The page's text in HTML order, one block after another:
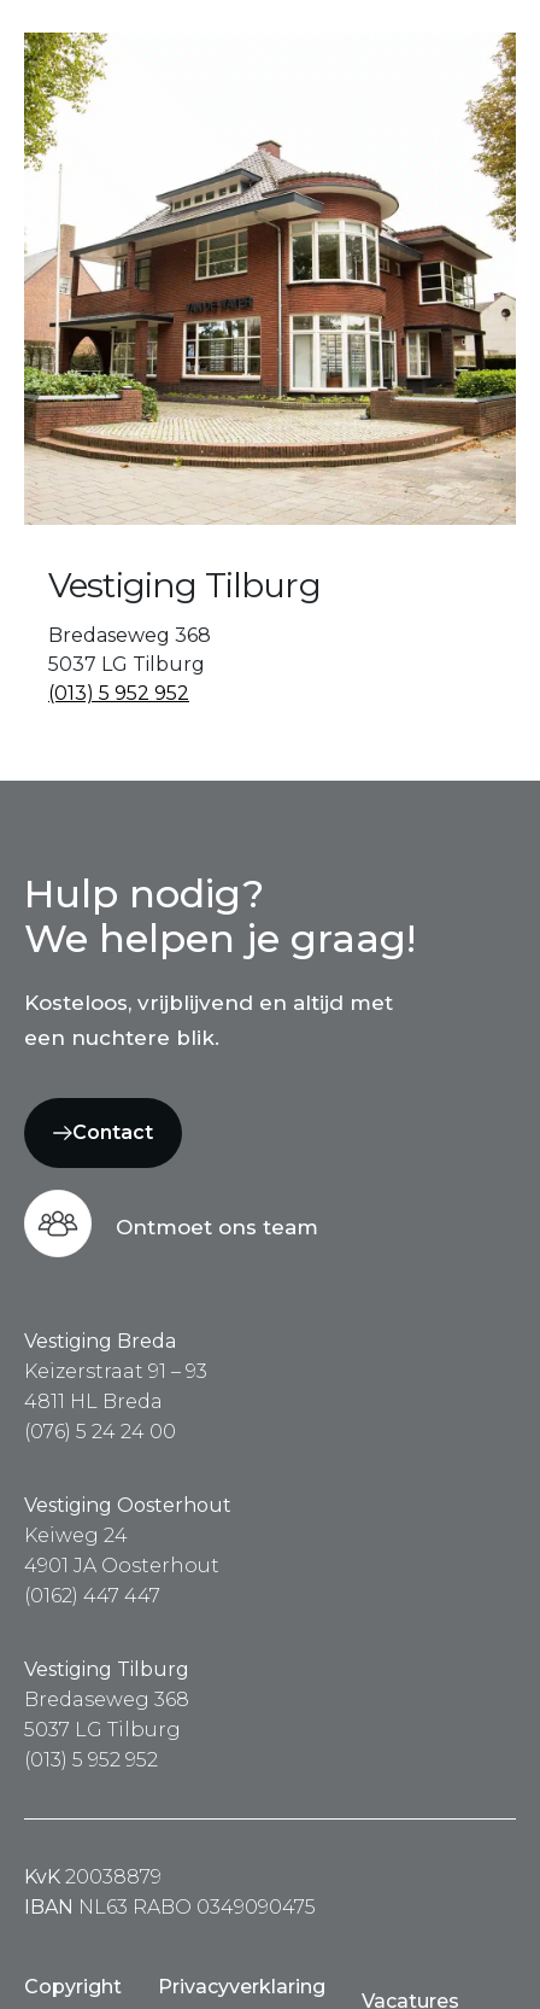
Vestiging Tilburg
Bredaseweg 368
5037 LG Tilburg
(013) 5 952 952
Hulp nodig?
We helpen je graag!
Kosteloos, vrijblijvend en altijd met
een nuchtere blik.
Contact
Ontmoet ons team
Vestiging Breda
Keizerstraat 91 – 93
4811 HL Breda
(076) 5 24 24 00
Vestiging Oosterhout
Keiweg 24
4901 JA Oosterhout
(0162) 447 447
Vestiging Tilburg
Bredaseweg 368
5037 LG Tilburg
(013) 5 952 952
KvK 20038879
IBAN NL63 RABO 0349090475
Copyright Privacyverklaring
Vacatures